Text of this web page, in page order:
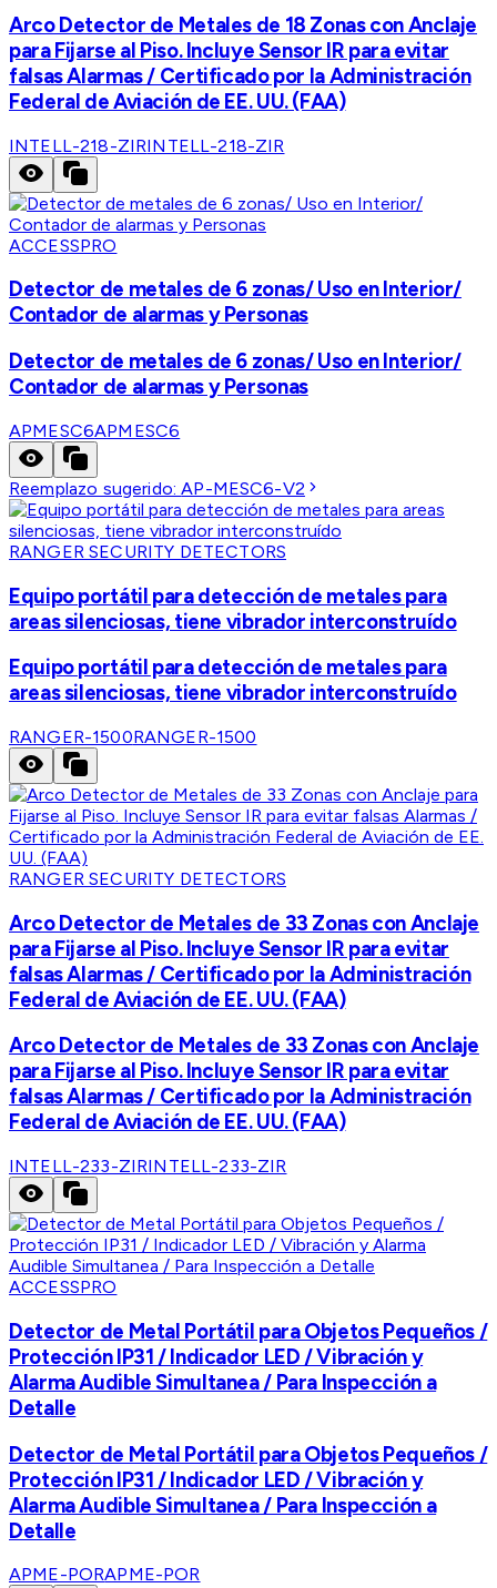
Arco Detector de Metales de 18 Zonas con Anclaje
para Fijarse al Piso. Incluye Sensor IR para evitar
falsas Alarmas / Certificado por la Administración
Federal de Aviación de EE. UU. (FAA)
INTELL-218-ZIRINTELL-218-ZIR
ACCESSPRO
Detector de metales de 6 zonas/ Uso en Interior/
Contador de alarmas y Personas
Detector de metales de 6 zonas/ Uso en Interior/
Contador de alarmas y Personas
APMESC6APMESC6
Reemplazo sugerido:AP-MESC6-V2
RANGER SECURITY DETECTORS
Equipo portátil para detección de metales para
areas silenciosas, tiene vibrador interconstruído
Equipo portátil para detección de metales para
areas silenciosas, tiene vibrador interconstruído
RANGER-1500RANGER-1500
RANGER SECURITY DETECTORS
Arco Detector de Metales de 33 Zonas con Anclaje
para Fijarse al Piso. Incluye Sensor IR para evitar
falsas Alarmas / Certificado por la Administración
Federal de Aviación de EE. UU. (FAA)
Arco Detector de Metales de 33 Zonas con Anclaje
para Fijarse al Piso. Incluye Sensor IR para evitar
falsas Alarmas / Certificado por la Administración
Federal de Aviación de EE. UU. (FAA)
INTELL-233-ZIRINTELL-233-ZIR
ACCESSPRO
Detector de Metal Portátil para Objetos Pequeños /
Protección IP31 / Indicador LED / Vibración y
Alarma Audible Simultanea / Para Inspección a
Detalle
Detector de Metal Portátil para Objetos Pequeños /
Protección IP31 / Indicador LED / Vibración y
Alarma Audible Simultanea / Para Inspección a
Detalle
APME-PORAPME-POR